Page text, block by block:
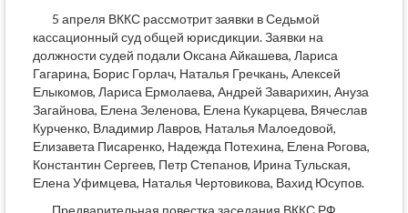
5 апреля ВККС рассмотрит заявки в Седьмой
кассационный суд общей юрисдикции. Заявки на
должности судей подали Оксана Айкашева, Лариса
Гагарина, Борис Горлач, Наталья Гречкань, Алексей
Елыкомов, Лариса Ермолаева, Андрей Заварихин, Ануза
Загайнова, Елена Зеленова, Елена Кукарцева, Вячеслав
Курченко, Владимир Лавров, Наталья Малоедовой,
Елизавета Писаренко, Надежда Потехина, Елена Рогова,
Константин Сергеев, Петр Степанов, Ирина Тульская,
Елена Уфимцева, Наталья Чертовикова, Вахид Юсупов.
Предварительная повестка заседания ВККС РФ